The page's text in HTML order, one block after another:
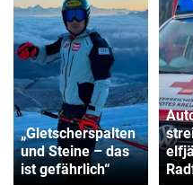
„Gletscherspalten
und Steine – das
ist gefährlich“